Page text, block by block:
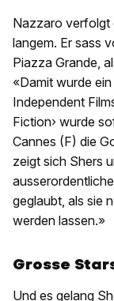
Nazzaro verfolgt
langem. Er sass
Piazza Grande,
«Damit wurde
Independent
Fiction› wurde
Cannes (F) die
zeigt sich Shers
geglaubt, als sie
werden lassen.»
Grosse
Und es gelang